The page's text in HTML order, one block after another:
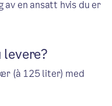
av en ansatt hvis du er
levere?
(à 125 liter) med